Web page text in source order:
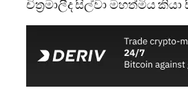
චිත්‍රමාලීද සිල්වා මහත්මිය කියා